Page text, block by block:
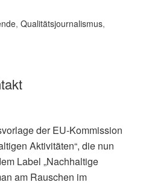
,Qualitätsjournalismus,
der EU-Kommission
Aktivitäten“, die nun
Label „Nachhaltige
am Rauschen im